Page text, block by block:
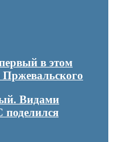
в этом
Видами